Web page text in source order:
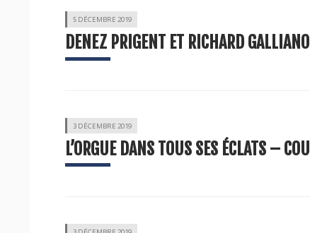
5 DÉCEMBRE 2019
DENEZ PRIGENT ET RICHARD
3 DÉCEMBRE 2019
L’ORGUE DANS TOUS SES ÉCLATS –